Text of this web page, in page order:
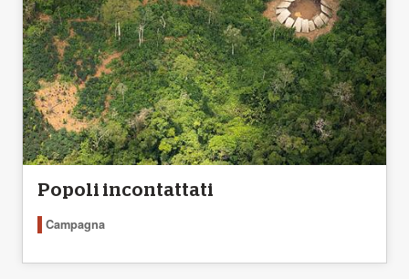
Popoli incontattati
Campagna